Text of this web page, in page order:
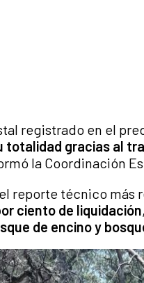
registrado en el
totalidad gracias al
la Coordinación
reporte técnico más
ciento de liquidación
de encino y